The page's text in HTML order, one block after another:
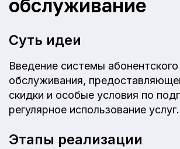
обслуживание
Суть идеи
Введение системы абонентского
обслуживания,
скидки и особые условия по
регулярное использование услуг.
Этапы реализации